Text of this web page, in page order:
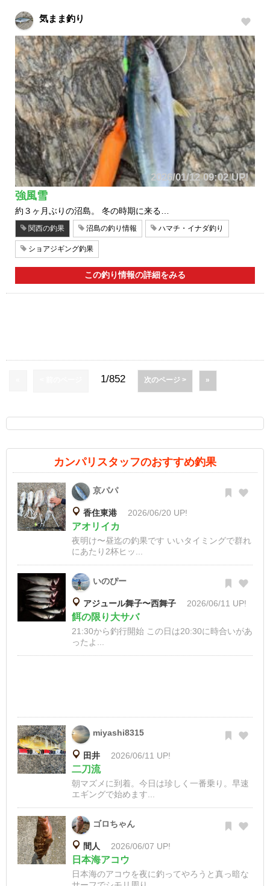
気まま釣り
2026/01/12 09:02 UP!
強風雪
約３ヶ月ぶりの沼島。 冬の時期に来る…
関西の釣果 沼島の釣り情報 ハマチ・イナダ釣り
ショアジギング釣果
この釣り情報の詳細をみる
1/852 次のページ > »
カンパリスタッフのおすすめ釣果
京パパ
香住東港 2026/06/20 UP!
アオリイカ
夜明け〜昼迄の釣果です いいタイミングで群れ
にあたり2杯ヒッ...
いのぴー
アジュール舞子〜西舞子 2026/06/11 UP!
餌の限り大サバ
21:30から釣行開始 この日は20:30に時合いがあ
ったよ...
miyashi8315
田井 2026/06/11 UP!
二刀流
朝マズメに到着。今日は珍しく一番乗り。早速
エギングで始めます...
ゴロちゃん
間人 2026/06/07 UP!
日本海アコウ
日本海のアコウを夜に釣ってやろうと真っ暗な